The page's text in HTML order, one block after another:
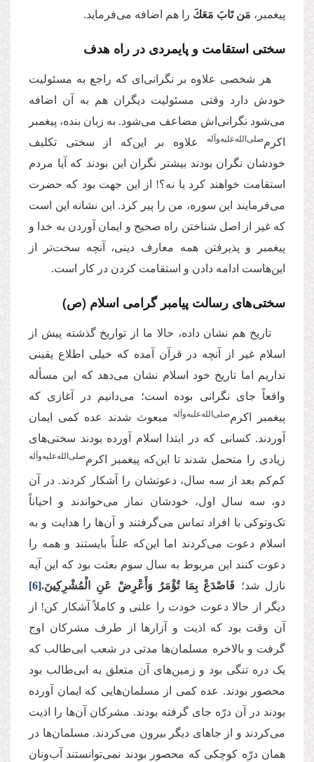
پیغمبر، مَن تَابَ مَعَكَ را هم اضافه می‌فرماید.
سختی استقامت و پایمردی در راه هدف
هر شخصی علاوه بر نگرانی‌ای که راجع به مسئولیت
خودش دارد وقتی مسئولیت دیگران هم به آن اضافه
می‌شود نگرانی‌اش مضاعف می‌شود. به زبان بنده، پیغمبر
اکرم‌‌صلی‌الله‌علیه‌و‌آله
علاوه بر این‌که از سختی تکلیف
خودشان نگران بودند بیشتر نگران این بودند که آیا مردم
استقامت خواهند کرد یا نه؟! از این جهت بود که حضرت
می‌فرمایند این سوره، من را پیر کرد. این نشانه این است
که غیر از اصل شناختن راه صحیح و ایمان آوردن به خدا و
پیغمبر و پذیرفتن همه معارف دینی، آنچه سخت‌تر از
این‌هاست ادامه دادن و استقامت کردن در کار است.
سختی‌های رسالت پیامبر گرامی اسلام (ص)
تاریخ هم نشان داده، حالا ما از تواریخ گذشته پیش از
اسلام غیر از آنچه در قرآن آمده که خیلی اطلاع یقینی
نداریم اما تاریخ خود اسلام نشان می‌دهد که این مسأله
واقعاً جای نگرانی بوده است؛ می‌دانیم در آغازی که
پیغمبر اکرم‌صلی‌الله‌علیه‌و‌آله
مبعوث شدند عده کمی ایمان
آوردند. کسانی که در ابتدا اسلام آورده بودند سختی‌های
زیادی را متحمل شدند تا این‌که پیغمبر اکرم‌صلی‌الله‌علیه‌و‌آله
کم‌کم بعد از سه سال، دعوتشان را آشکار کردند. در آن
دو، سه سال اول، خودشان نماز می‌خواندند و احیاناً
تک‌وتوکی با افراد تماس می‌گرفتند و آن‌ها را هدایت و به
اسلام دعوت می‌کردند اما این‌که علناً بایستند و همه را
دعوت کنند این مربوط به سال سوم بعثت بود که این آیه
نازل شد؛ فَاصْدَعْ بِمَا تُؤْمَرُ وَأَعْرِضْ عَنِ الْمُشْرِكِینَ.[6]
دیگر از حالا دعوت خودت را علنی و کاملاً آشکار کن! از
آن وقت بود که اذیت و آزارها از طرف مشرکان اوج
گرفت و بالاخره مسلمان‌ها مدتی در شعب ابی‌طالب که
یک دره تنگی بود و زمین‌های آن متعلق به ابی‌طالب بود
محصور بودند. عده کمی از مسلمان‌هایی که ایمان آورده
بودند در آن درّه جای گرفته بودند. مشرکان آن‌ها را اذیت
می‌کردند و از جاهای دیگر بیرون می‌کردند. مسلمان‌ها در
همان درّه کوچکی که محصور بودند نمی‌توانستند آب‌ونان